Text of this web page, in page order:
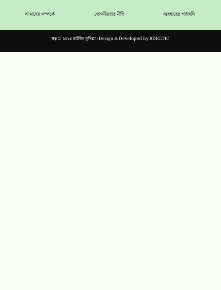
আমাদের সম্পর্কে গোপনীয়তার নীতি ব্যবহারের শর্তাবলি
স্বত্ব © ২০২৩ রাইজিং কুমিল্লা। Design & Developed byBDIGITIC